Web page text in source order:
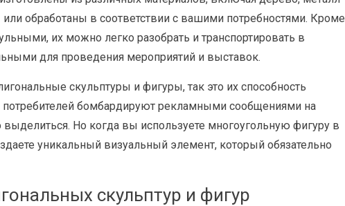
обработаны в соответствии с вашими потребностями. Кроме
их можно легко разобрать и транспортировать в
для проведения мероприятий и выставок.
скульптуры и фигуры, так это их способность
потребителей бомбардируют рекламными сообщениями на
Но когда вы используете многоугольную фигуру в
уникальный визуальный элемент, который обязательно
скульптур и фигур